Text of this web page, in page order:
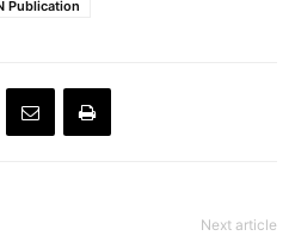
Publication
Next article